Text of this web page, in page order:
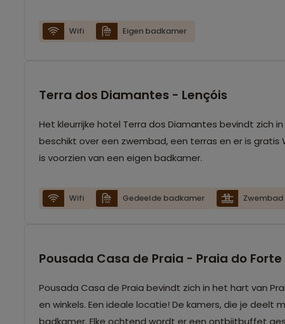
Wifi Eigen badkamer
Terra dos Diamantes - Lençóis
Het kleurrijke hotel Terra dos Diamantes bevindt zich
beschikt over een zwembad, een terras en er is
is voorzien van een eigen badkamer.
Wifi Gedeelde badkamer Zwembad
Pousada Casa de Praia - Praia do Forte
Pousada Casa de Praia bevindt zich in het hart van
en winkels. Een ideale locatie! De kamers, die je deelt
badkamer. Elke ochtend wordt er een ontbijtbuffet